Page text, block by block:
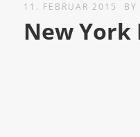
11. FEBRUAR 2015 BY
New York